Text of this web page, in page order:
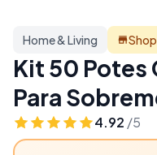
Home & Living
Kit 50 Potes
Para
Sopas
4.92 /5